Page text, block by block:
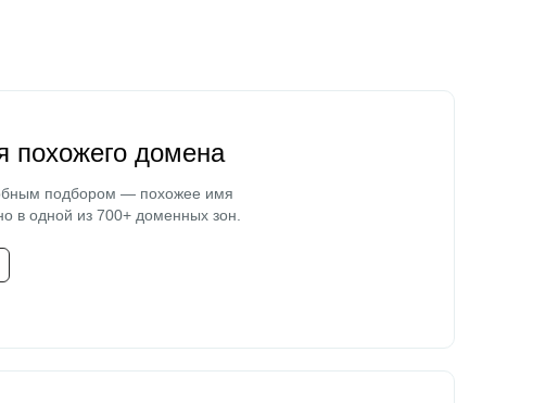
похожего домена
подбором — похожее имя
в одной из 700+ доменных зон.